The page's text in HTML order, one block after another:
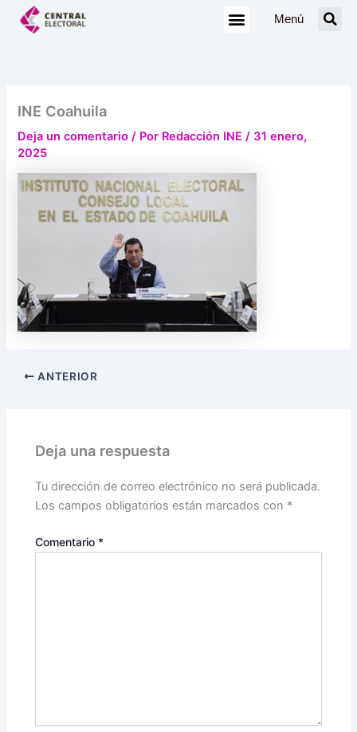
Menú
INE Coahuila
Deja un comentario / Por Redacción INE/ 31 enero,
2025
ANTERIOR
Deja una respuesta
Tu dirección de correo electrónico no será publicada.
Los campos obligatorios están marcados con *
Comentario *